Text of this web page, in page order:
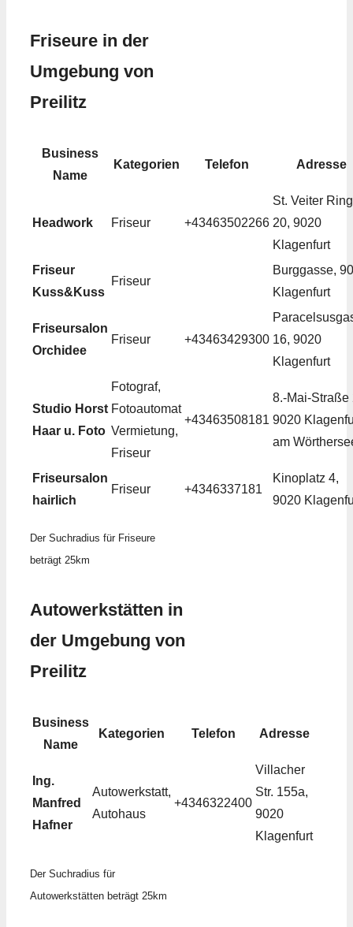
Friseure in der
Umgebung von
Preilitz
Business
Name
Kategorien Telefon Adresse
Headwork Friseur +43463502266
St. Veiter Ring
20, 9020
Klagenfurt
Friseur
Kuss&Kuss
Friseur
Burggasse,
Klagenfurt
Friseursalon
Orchidee
Friseur +43463429300 16, 9020
Klagenfurt
Studio Horst
Haar u. Foto
Fotograf,
Fotoautomat
Vermietung,
Friseur
+43463508181
8.-Mai-Straße
9020
am
Friseursalon
hairlich
Friseur +4346337181
Kinoplatz 4,
9020
Der Suchradius für Friseure
beträgt 25km
Autowerkstätten in
der Umgebung von
Preilitz
Business
Name
Kategorien Telefon Adresse
Ing.
Manfred
Hafner
Autowerkstatt,
Autohaus
+4346322400
Villacher
Str. 155a,
9020
Klagenfurt
Der Suchradius für
Autowerkstätten beträgt 25km